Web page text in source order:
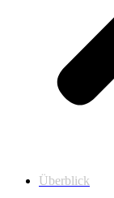
Überblick